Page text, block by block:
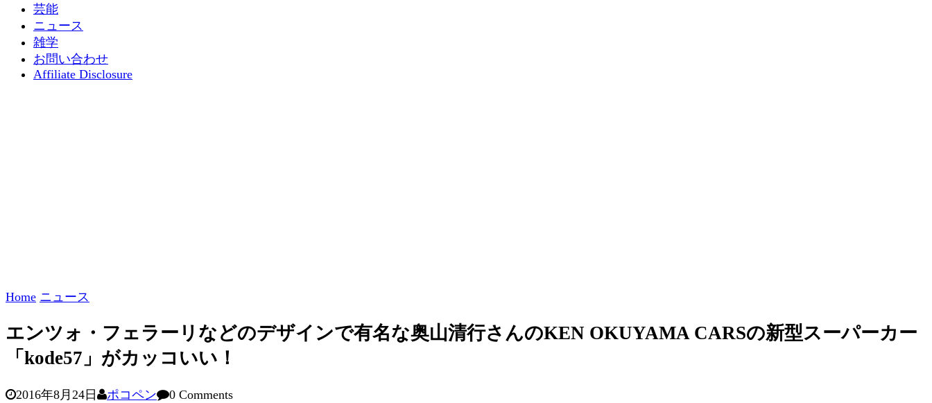
芸能
ニュース
雑学
お問い合わせ
Affiliate Disclosure
Home ニュース
エンツォ・フェラーリなどのデザインで有名な奥山清行さんのKEN OKUYAMA CARSの新型スーパーカー
「kode57」がカッコいい！
2016年8月24日 ポコペン 0 Comments